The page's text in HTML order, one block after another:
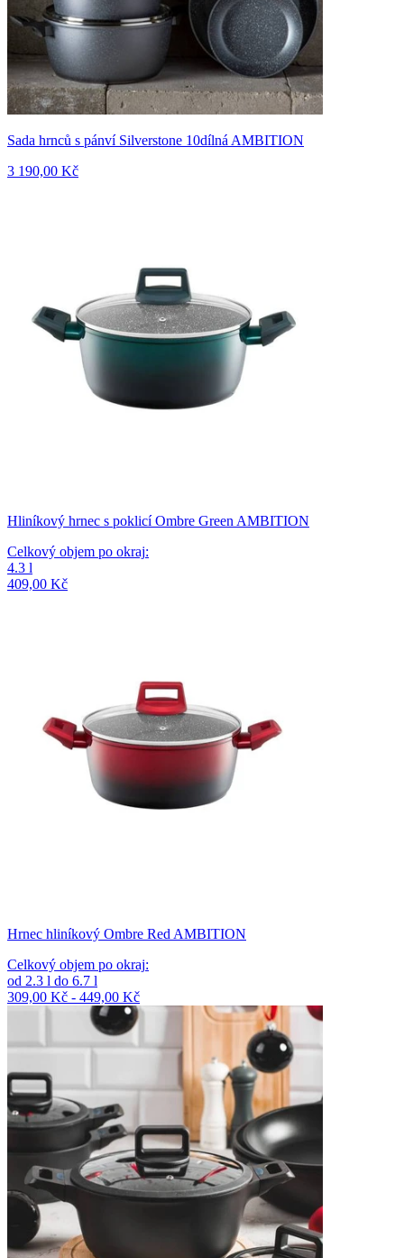
Sada hrnců s pánví Silverstone 10dílná AMBITION
3 190,00 Kč
Hliníkový hrnec s poklicí Ombre Green AMBITION
Celkový objem po okraj:
4.3 l
409,00 Kč
Hrnec hliníkový Ombre Red AMBITION
Celkový objem po okraj:
od 2.3 l do 6.7 l
309,00 Kč - 449,00 Kč